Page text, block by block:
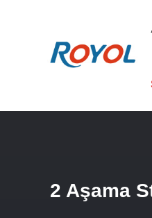
2 Aşama